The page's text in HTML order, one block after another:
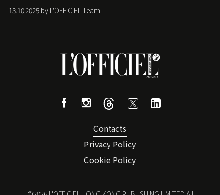
13.10.2025 by L'OFFICIEL Team
Contacts
Privacy Policy
Cookie Policy